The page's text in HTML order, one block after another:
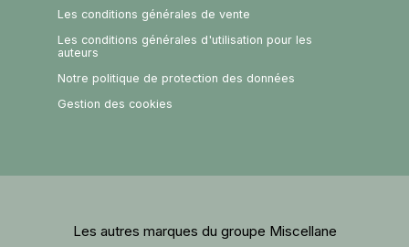
Les conditions générales de vente
Les conditions générales d'utilisation pour les
auteurs
Notre politique de protection des données
Gestion des cookies
Les autres marques du groupe Miscellane